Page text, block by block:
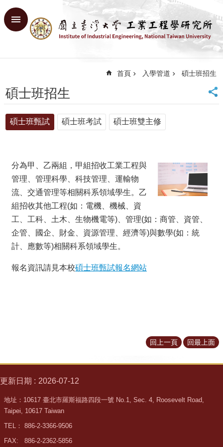
跳到主要內容區塊
進
首
頁
大
首
站
導
覽
English
系
所
簡
介
學
所
員
入
管
首頁 入學管道 碩士班招生
碩士班招生
碩士班甄試 碩士班考試 碩士班雙主修
分為甲、乙兩組，甲組招收工業工程與
管理、管理科學、科技管理、運輸物
流、交通管理等相關科系領域學生。乙
組招收其他工程(如：電機、機械、資
工、工科、土木、生物機電等)、管理(如：商管、資管、
企管、國企、財金、資源管理、經濟等)與數學(如：統
計、應數等)相關科系領域學生。
報名資訊請見本校碩士班甄試報名網站
回上一頁 回最上面
更新日期 2026-07-12
地址：10617 臺北市羅斯福路四段一號 No.1, Sec. 4, Roosevelt Road,
Taipei, 10617 Taiwan
TEL： 886-2-3366-9506
FAX: 886-2-2362-5856